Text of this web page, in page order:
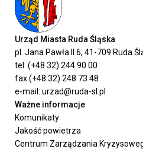
Urząd Miasta Ruda Śląska
pl. Jana Pawła II 6, 41-709 Ruda
tel. (+48 32) 244 90 00
fax (+48 32) 248 73 48
e-mail: urzad@ruda-sl.pl
Ważne informacje
Komunikaty
Jakość powietrza
Centrum Zarządzania